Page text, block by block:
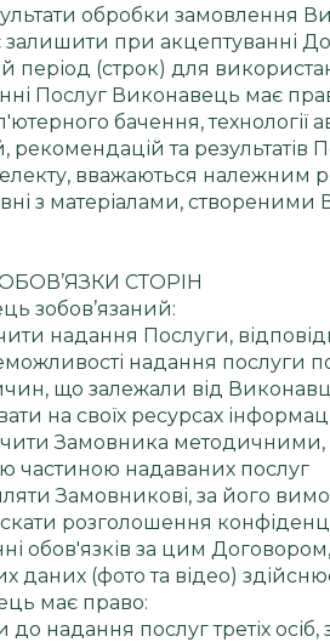
обробки замовлення
при акцептуванні
період (строк) для
Послуг Виконавець має
бачення, технології
рекомендацій та результатів
вважаються
з матеріалами,
СТОРІН
зобов’язаний:
надання Послуги,
надання
що залежали від
на своїх ресурсах
Замовника методичними,
частиною надаваних послуг
Замовникові, за його
розголошення
обов'язків за цим
даних (фото та відео)
має право:
до надання послуг третіх